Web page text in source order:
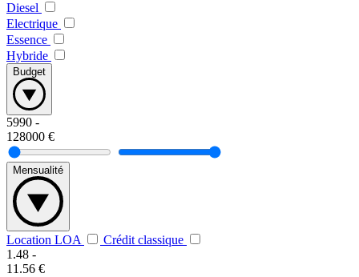
Diesel
Electrique
Essence
Hybride
Budget
5990 -
128000 €
Mensualité
Location LOA
Crédit classique
1.48 -
11.56 €